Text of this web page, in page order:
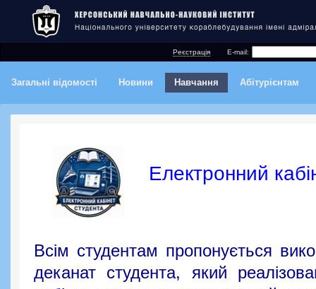
Реєстрація E-mail:
Загальні відомості Новини Навчання Абітурієнтам
Електронний
Всім студентам пропонується
деканат студента, який